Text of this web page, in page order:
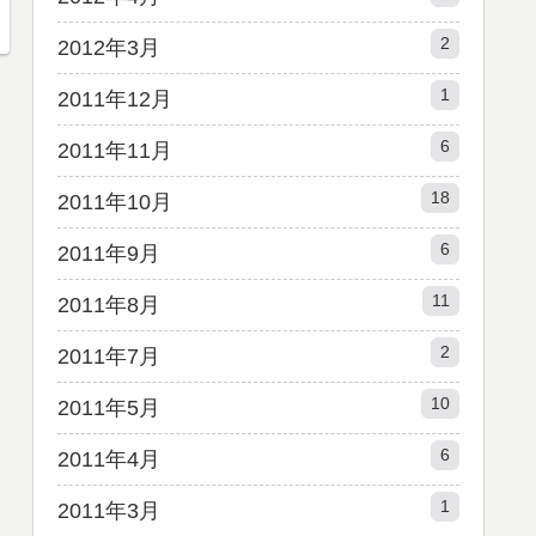
2012年3月 2
2011年12月 1
2011年11月 6
2011年10月 18
2011年9月 6
2011年8月 11
2011年7月 2
2011年5月 10
2011年4月 6
2011年3月 1